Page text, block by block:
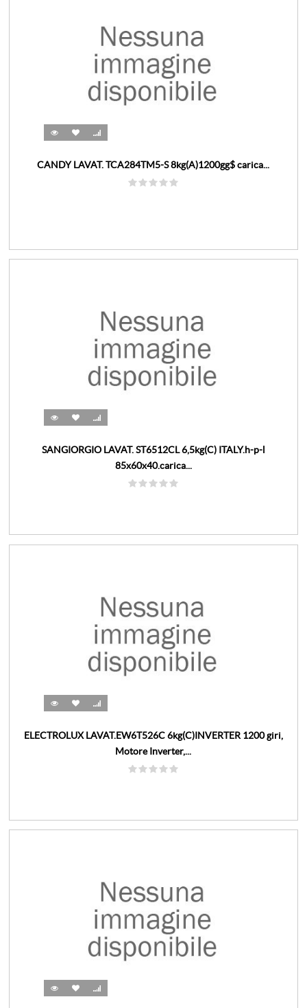
CANDY LAVAT. TCA284TM5-S 8kg(A)1200gg$ carica...
SANGIORGIO LAVAT. ST6512CL 6,5kg(C) ITALY.h-p-l
85x60x40.carica...
ELECTROLUX LAVAT.EW6T526C 6kg(C)INVERTER 1200 giri,
Motore Inverter,...